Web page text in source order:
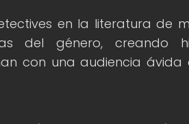
en la literatura de
del género, creando
con una audiencia